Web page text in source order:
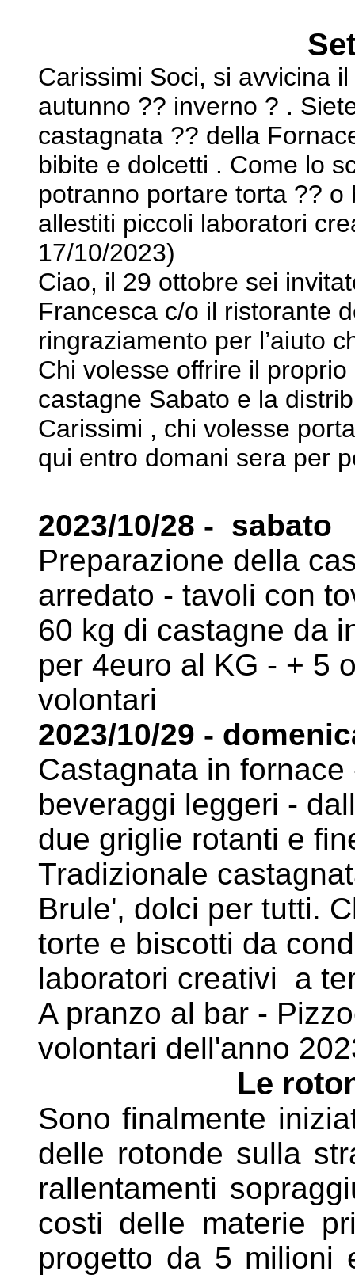
Carissimi Soci, si avvicina
autunno ?? inverno ? .
castagnata ?? della
bibite e dolcetti . Come lo
potranno portare torta ??
allestiti piccoli laboratori
17/10/2023)
Ciao, il 29 ottobre sei
Francesca c/o il ristorante
ringraziamento per l’aiuto
Chi volesse offrire il
castagne Sabato e la
Carissimi , chi volesse
qui entro domani sera per
2023/10/28 - sabato
Preparazione della
arredato - tavoli con
60 kg di castagne da
per 4euro al KG - + 5
volontari
2023/10/29 -
Castagnata in
beveraggi leggeri -
due griglie rotanti e
Tradizionale
Brule', dolci per tutti.
torte e biscotti da
laboratori creativi a
A pranzo al bar -
volontari dell'anno
Le
Sono finalmente
delle rotonde sulla
rallentamenti
costi delle materie
progetto da 5 milioni